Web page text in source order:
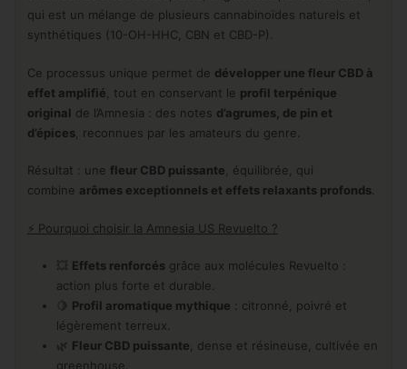
qui est un mélange de plusieurs cannabinoïdes naturels et
synthétiques (10-OH-HHC, CBN et CBD-P).
Ce processus unique permet de développer une fleur CBD à
effet amplifié , tout en conservant le profil terpénique
original de l’Amnesia : des notes d’agrumes, de pin et
d’épices, reconnues par les amateurs du genre.
Résultat : une fleur CBD puissante , équilibrée, qui
combine arômes exceptionnels et effets relaxants profonds.
⚡ Pourquoi choisir la Amnesia US Revuelto ?
💥 Effets renforcés grâce aux molécules Revuelto :
action plus forte et durable.
🍋 Profil aromatique mythique : citronné, poivré et
légèrement terreux.
🌿 Fleur CBD puissante , dense et résineuse, cultivée en
greenhouse.